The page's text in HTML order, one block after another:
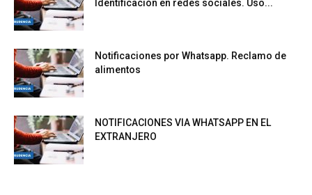
Identificación en redes sociales. Uso...
Notificaciones por Whatsapp. Reclamo de
alimentos
NOTIFICACIONES VIA WHATSAPP EN EL
EXTRANJERO